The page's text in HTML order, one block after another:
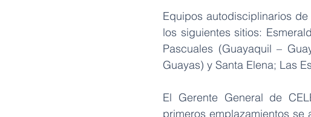
Equipos autodisciplinarios
los siguientes sitios:
Pascuales (Guayaquil –
Guayas) y Santa Elena; Las
El Gerente General de
primeros emplazamientos